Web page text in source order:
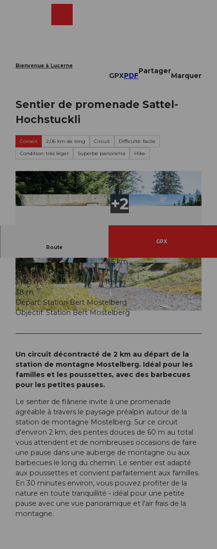
Bienvenue à Lucerne
GPXPDF
Partager
Marquer
Sentier de promenade Sattel-
Hochstuckli
Conseil 2,06 km de long Circuit
Difficulté: facile
Condition: très léger
Superbe panorama Hike
© Remo Inderbitzin, Sattel-Hochstuckli
© Remo Inderbitzin, Sattel-Hochstuckli © Remo Inderbitzin, Sattel-Hochstuckli
Route
GPX
0:35 h
2,06 km
37 m
37 m
1.148 m
1.186 m
38 m
Départ: Station Bert Mostelberg
Objectif: Station Bert Mostelberg
Un circuit décontracté de 2 km au départ de la
station de montagne Mostelberg. Idéal pour les
familles et les poussettes, avec des barbecues
pour les petites pauses.
Le sentier de flânerie invite à une promenade
agréable à travers le paysage préalpin autour de la
station de montagne Mostelberg. Sur ce circuit
d'environ 2 km, des pentes douces de 60 m au total
vous attendent et de nombreuses occasions de faire
une pause dans une auberge de montagne ou aux
barbecues le long du chemin. Le sentier est adapté
aux poussettes et convient parfaitement aux familles.
En 30 minutes environ, vous pouvez profiter de la
nature en toute tranquillité - idéal pour une petite
pause avec une vue panoramique et l'air frais de la
montagne.